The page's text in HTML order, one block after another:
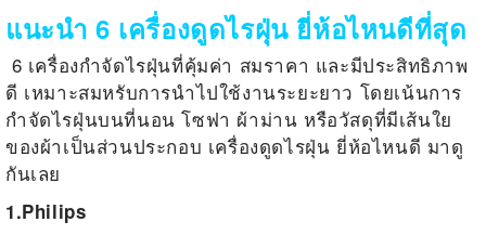
แนะนำ 6 เครื่องดูดไรฝุ่น ยี่ห้อไหนดีที่สุด
6 เครื่องกำจัดไรฝุ่นที่คุ้มค่า สมราคา และมีประสิทธิภาพ
ดี เหมาะสมหรับการนำไปใช้งานระยะยาว โดยเน้นการ
กำจัดไรฝุ่นบนที่นอน โซฟา ผ้าม่าน หรือวัสดุที่มีเส้นใย
ของผ้าเป็นส่วนประกอบ เครื่องดูดไรฝุ่น ยี่ห้อไหนดี มาดู
กันเลย
1.Philips